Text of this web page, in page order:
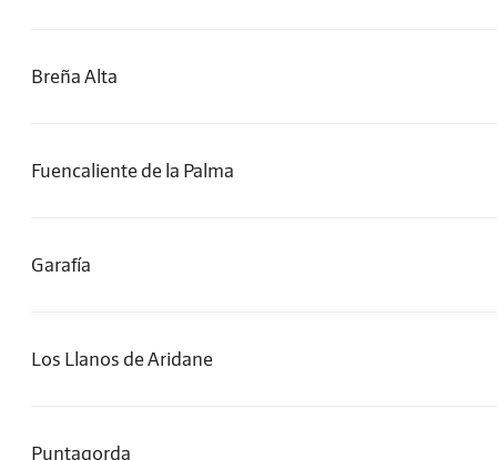
Breña Alta
Fuencaliente de la Palma
Garafía
Los Llanos de Aridane
Puntagorda